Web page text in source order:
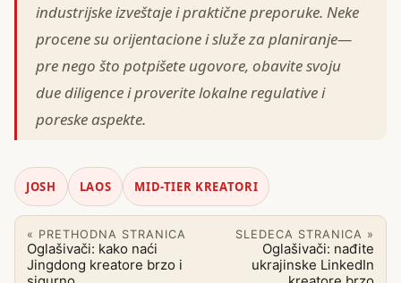
industrijske izveštaje i praktične preporuke. Neke
procene su orijentacione i služe za planiranje—
pre nego što potpišete ugovore, obavite svoju
due diligence i proverite lokalne regulative i
poreske aspekte.
JOSH LAOS MID-TIER KREATORI
« PRETHODNA STRANICA
Oglašivači: kako naći
Jingdong kreatore brzo i
SLEDECA STRANICA »
Oglašivači: nađite
ukrajinske LinkedIn